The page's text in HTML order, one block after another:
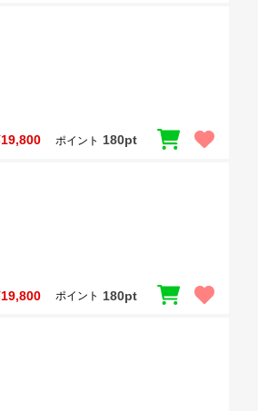
ポイント 180pt
ポイント 180pt